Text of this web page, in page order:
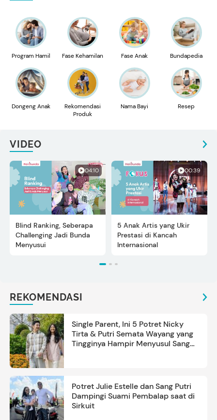
Program Hamil Fase Kehamilan Fase Anak Bundapedia
Dongeng Anak
Rekomendasi
Produk
Nama Bayi Resep
VIDEO
04:10
Blind Ranking, Seberapa
Challenging Jadi Bunda
Menyusui
00:39
5 Anak Artis yang Ukir
Prestasi di Kancah
Internasional
REKOMENDASI
Single Parent, Ini 5 Potret Nicky
Tirta & Putri Semata Wayang yang
Tingginya Hampir Menyusul Sang
Potret Julie Estelle dan Sang Putri
Dampingi Suami Pembalap saat di
Sirkuit